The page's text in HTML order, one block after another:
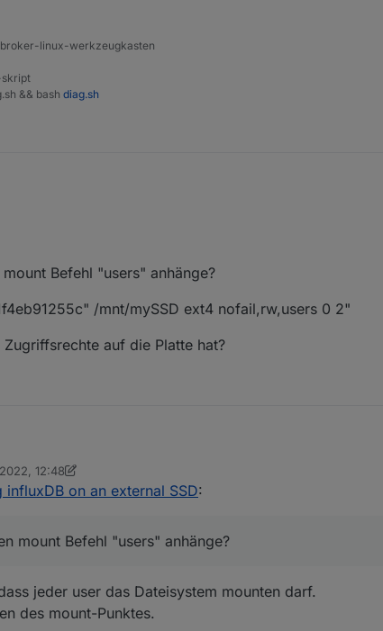
linux-werkzeugkasten
&& bash diag.sh
Befehl "users" anhänge?
/mnt/mySSD ext4 nofail,rw,users 0 2"
auf die Platte hat?
meinen mount Befehl "users" anhänge?
volle Zugriffsrechte auf die Platte hat?
12:48
Braun
influxDB on an external SSD:
mount Befehl "users" anhänge?
jeder user das Dateisystem mounten darf.
des mount-Punktes.